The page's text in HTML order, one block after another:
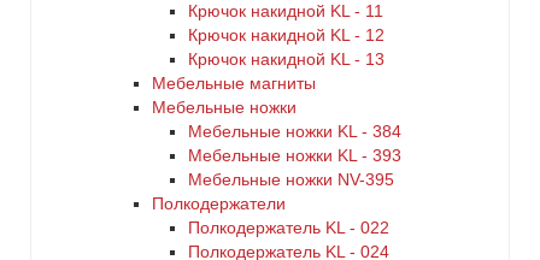
Крючок накидной KL - 11
Крючок накидной KL - 12
Крючок накидной KL - 13
Мебельные магниты
Мебельные ножки
Мебельные ножки KL - 384
Мебельные ножки KL - 393
Мебельные ножки NV-395
Полкодержатели
Полкодержатель KL - 022
Полкодержатель KL - 024